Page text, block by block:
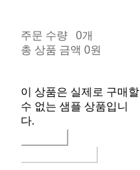
주문 수량
0개
총 상품 금액 0원
이 상품은 실제로 구매할
수 없는 샘플 상품입니
다.